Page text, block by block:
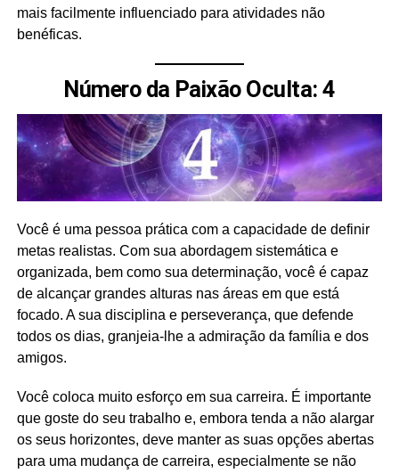
mais facilmente influenciado para atividades não
benéficas.
Número da Paixão Oculta: 4
Você é uma pessoa prática com a capacidade de definir
metas realistas. Com sua abordagem sistemática e
organizada, bem como sua determinação, você é capaz
de alcançar grandes alturas nas áreas em que está
focado. A sua disciplina e perseverança, que defende
todos os dias, granjeia-lhe a admiração da família e dos
amigos.
Você coloca muito esforço em sua carreira. É importante
que goste do seu trabalho e, embora tenda a não alargar
os seus horizontes, deve manter as suas opções abertas
para uma mudança de carreira, especialmente se não